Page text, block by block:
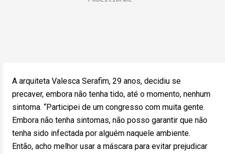
A arquiteta Valesca Serafim, 29 anos, decidiu se
precaver, embora não tenha tido, até o momento, nenhum
sintoma. “Participei de um congresso com muita gente.
Embora não tenha sintomas, não posso garantir que não
tenha sido infectada por alguém naquele ambiente.
Então, acho melhor usar a máscara para evitar prejudicar